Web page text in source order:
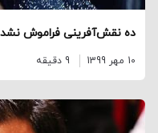
ده نقش‌آفرینی فراموش
10 مهر 1399 9 دقیقه